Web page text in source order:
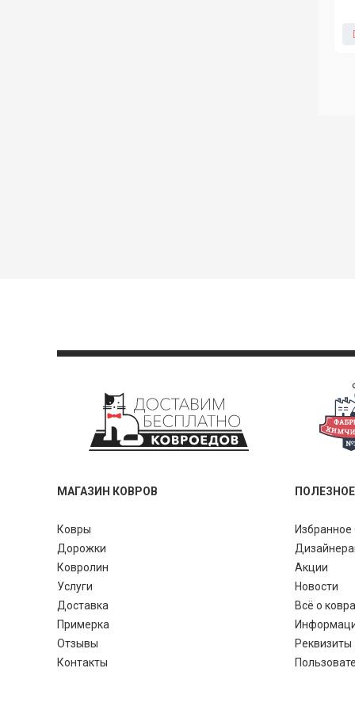
МАГАЗИН КОВРОВ
Ковры
Дорожки
Ковролин
Услуги
Доставка
Примерка
Отзывы
Контакты
ПОЛЕЗНОЕ
Акции
Новости
Всё о
Реквизиты